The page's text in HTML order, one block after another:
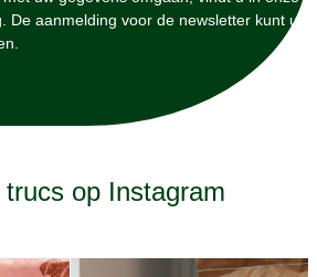
. De aanmelding voor de newsletter kunt u
op Instagram